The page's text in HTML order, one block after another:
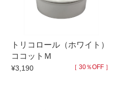
トリコロール（ホワイト）
ココットＭ
¥3,190 ［ 30％OFF ］